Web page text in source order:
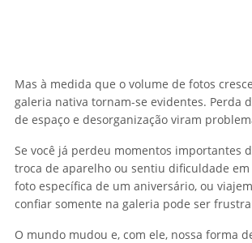
Mas à medida que o volume de fotos
galeria nativa tornam-se evidentes. Perda
de espaço e desorganização viram
Se você já perdeu momentos importantes
troca de aparelho ou sentiu dificuldade
foto específica de um aniversário, ou
confiar somente na galeria pode ser
O mundo mudou e, com ele, nossa forma